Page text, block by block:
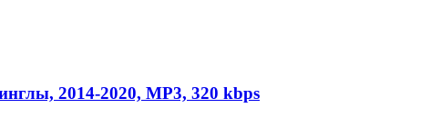
2014-2020, MP3, 320 kbps